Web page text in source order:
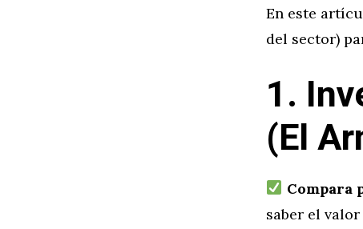
En este
del sector)
1.
(El
Compara
saber el